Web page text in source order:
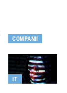
COMPANII
IT